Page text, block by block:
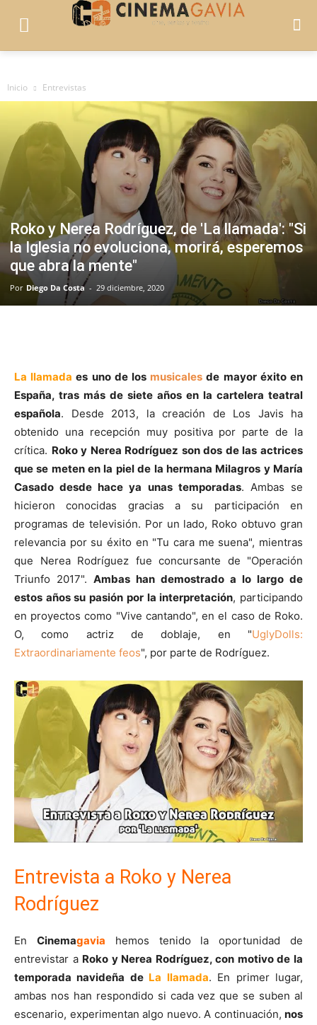
Inicio Entrevistas
Roko y Nerea Rodríguez, de 'La llamada': "Si
la Iglesia no evoluciona, morirá, esperemos
que abra la mente"
Por Diego Da Costa - 29 diciembre, 2020
La llamada es uno de los musicales de mayor éxito en
España, tras más de siete años en la cartelera teatral
española. Desde 2013, la creación de Los Javis ha
obtenido una recepción muy positiva por parte de la
crítica. Roko y Nerea Rodríguez son dos de las actrices
que se meten en la piel de la hermana Milagros y María
Casado desde hace ya unas temporadas. Ambas se
hicieron conocidas gracias a su participación en
programas de televisión. Por un lado, Roko obtuvo gran
relevancia por su éxito en "Tu cara me suena", mientras
que Nerea Rodríguez fue concursante de "Operación
Triunfo 2017". Ambas han demostrado a lo largo de
estos años su pasión por la interpretación, participando
en proyectos como "Vive cantando", en el caso de Roko.
O, como actriz de doblaje, en "UglyDolls:
Extraordinariamente feos", por parte de Rodríguez.
Entrevista a Roko y Nerea
Rodríguez
En Cinemagavia hemos tenido la oportunidad de
entrevistar a Roko y Nerea Rodríguez, con motivo de la
temporada navideña de La llamada. En primer lugar,
ambas nos han respondido si cada vez que se suben al
escenario, experimentan algo nuevo. A continuación, nos